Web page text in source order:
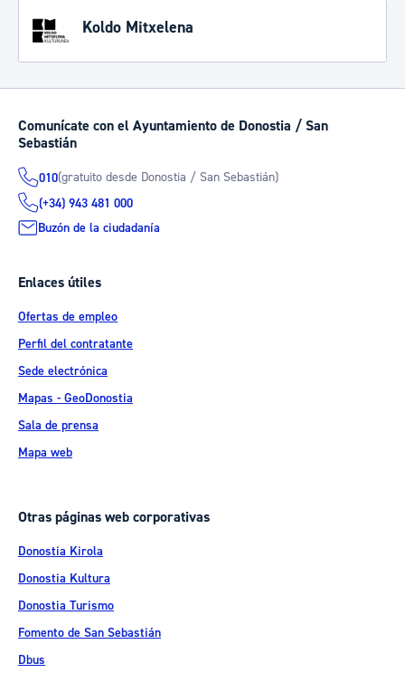
Koldo Mitxelena
Comunícate con el Ayuntamiento de Donostia / San
Sebastián
010(gratuito desde Donostia / San Sebastián)
(+34) 943 481 000
Buzón de la ciudadanía
Enlaces útiles
Ofertas de empleo
Perfil del contratante
Sede electrónica
Mapas - GeoDonostia
Sala de prensa
Mapa web
Otras páginas web corporativas
Donostia Kirola
Donostia Kultura
Donostia Turismo
Fomento de San Sebastián
Dbus